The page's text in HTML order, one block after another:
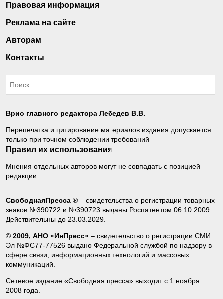
Правовая информация
Реклама на сайте
Авторам
Контакты
Врио главного редактора Лебедев В.В.
Перепечатка и цитирование материалов издания допускается
только при точном соблюдении требований
Правил их использования.
Мнения отдельных авторов могут не совпадать с позицией
редакции.
СвободнаяПресса ® – свидетельства о регистрации товарных
знаков №390722 и №390723 выданы Роспатентом 06.10.2009.
Действительны до 23.03.2029.
© 2009, АНО «ИнПресс» – свидетельство о регистрации СМИ
Эл №ФС77-77526 выдано Федеральной службой по надзору в
сфере связи, информационных технологий и массовых
коммуникаций.
Сетевое издание «Свободная пресса» выходит с 1 ноября
2008 года.